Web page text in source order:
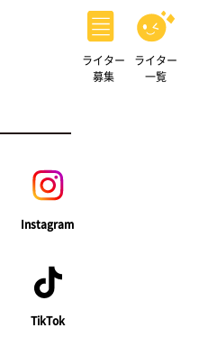
ライター
募集
ライター
一覧
Instagram
TikTok